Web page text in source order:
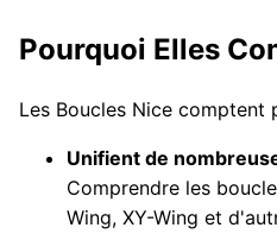
Pourquoi Elles
Les Boucles Nice comptent
Unifient de
Comprendre les
Wing, XY-Wing et